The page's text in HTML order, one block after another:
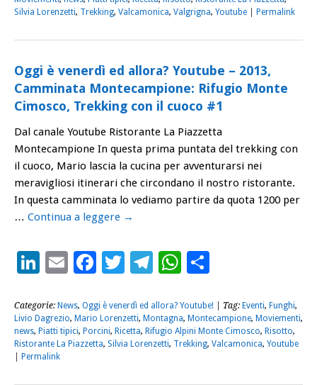
Silvia Lorenzetti, Trekking, Valcamonica, Valgrigna, Youtube Permalink
Oggi è venerdì ed allora? Youtube – 2013,
Camminata Montecampione: Rifugio Monte
Cimosco, Trekking con il cuoco #1
Dal canale Youtube Ristorante La Piazzetta
Montecampione In questa prima puntata del trekking con
il cuoco, Mario lascia la cucina per avventurarsi nei
meravigliosi itinerari che circondano il nostro ristorante.
In questa camminata lo vediamo partire da quota 1200 per
… Continua a leggere →
LinkedIn
EmailFacebook
Twitter
Telegram
WhatsApp
Categorie: News, Oggi è venerdì ed allora? Youtube! | Tag: Eventi, Funghi,
Livio Dagrezio, Mario Lorenzetti, Montagna, Montecampione, Moviementi,
news, Piatti tipici, Porcini, Ricetta, Rifugio Alpini Monte Cimosco, Risotto,
Ristorante La Piazzetta, Silvia Lorenzetti, Trekking, Valcamonica, Youtube
Permalink